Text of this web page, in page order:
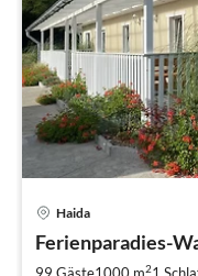
Haida
Ferienparadies-
2